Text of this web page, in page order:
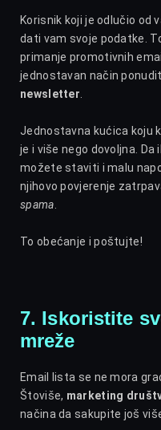
Korisnik koji je odlučio od
dati vam svoje podatke.
primanje promotivnih
jednostavan način
newsletter
Jednostavna kućica koju
je i više nego dovoljna.
možete staviti i malu
njihovo povjerenje
spama
To obećanje i poštujte!
7. Iskoristite
mreže
Email lista se ne mora
Štoviše, marketing
načina da sakupite još